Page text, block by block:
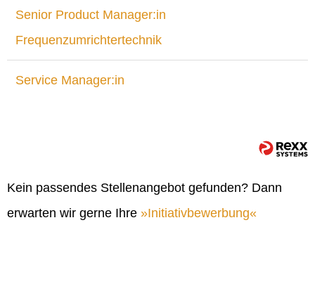
Senior Product Manager:in
Frequenzumrichtertechnik
Service Manager:in
Kein passendes Stellenangebot gefunden? Dann
erwarten wir gerne Ihre
Initiativbewerbung